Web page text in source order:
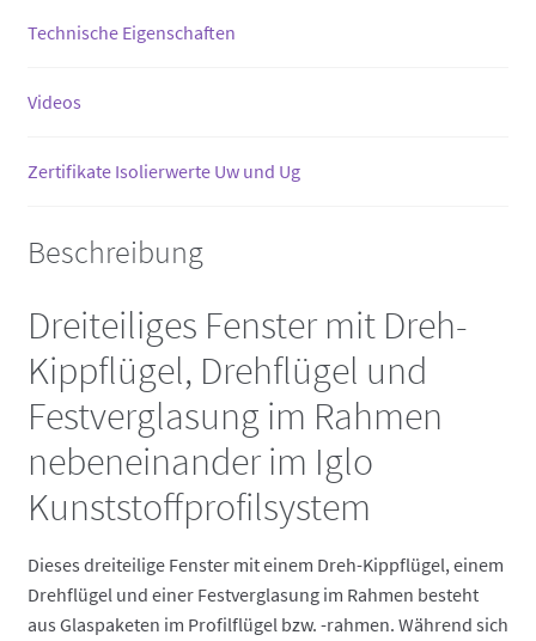
Technische Eigenschaften
Videos
Zertifikate Isolierwerte Uw und Ug
Beschreibung
Dreiteiliges Fenster mit Dreh-
Kippflügel, Drehflügel und
Festverglasung im Rahmen
nebeneinander im Iglo
Kunststoffprofilsystem
Dieses dreiteilige Fenster mit einem Dreh-Kippflügel, einem
Drehflügel und einer Festverglasung im Rahmen besteht
aus Glaspaketen im Profilflügel bzw. -rahmen. Während sich